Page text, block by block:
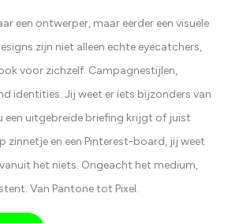
een ontwerper, maar eerder een visuele
zijn niet alleen echte eyecatchers,
voor zichzelf. Campagnestijlen,
identities. Jij weet er iets bijzonders van
een uitgebreide briefing krijgt of juist
zinnetje en een Pinterest-board, jij weet
het niets. Ongeacht het medium,
Van Pantone tot Pixel.